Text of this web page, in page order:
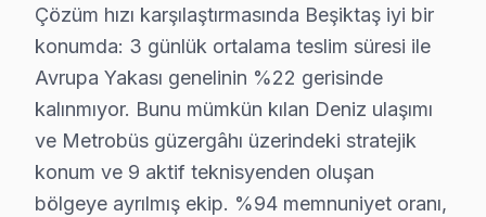
Bebek mahallesinde Sanyo televizyon’lerde en çok
Cihannüma'da Sanyo TV Servisi
Cihannüma mahallesinde Sanyo televizyon
Dikilitaş'ta Sanyo TV Servisi
Dikilitaş mahallesinde yaşayan Sanyo
Çözüm hızı karşılaştırmasında Beşiktaş iyi bir
konumda: 3 günlük ortalama teslim süresi ile
Avrupa Yakası genelinin %22 gerisinde
kalınmıyor. Bunu mümkün kılan Deniz ulaşımı
ve Metrobüs güzergâhı üzerindeki stratejik
konum ve 9 aktif teknisyenden oluşan
bölgeye ayrılmış ekip. %94 memnuniyet oranı,